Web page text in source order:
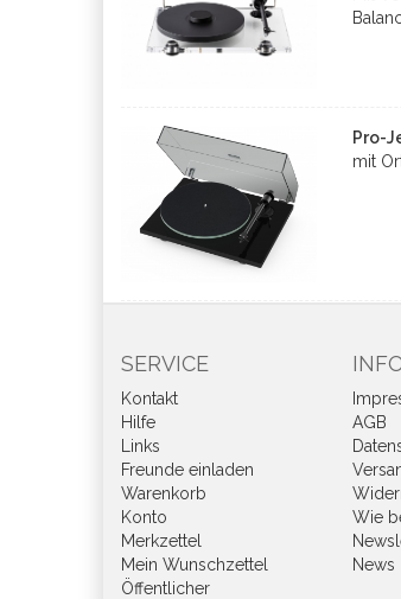
Pro-
mit
SERVICE
Kontakt
Hilfe
Links
Freunde einladen
Warenkorb
Konto
Merkzettel
Mein Wunschzettel
Öffentlicher
AGB
Wie
News